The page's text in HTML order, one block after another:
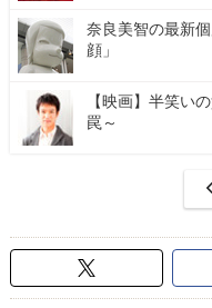
奈良美智の最新
顔」
【映画】半笑い
罠～